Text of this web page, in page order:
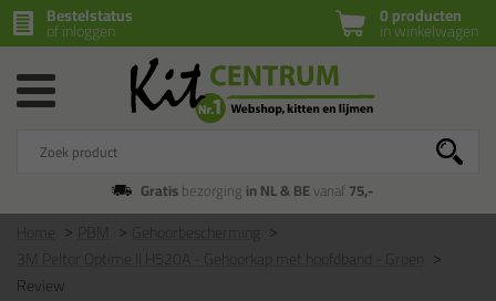
0 producten
in winkelwagen
Bestelstatus
of inloggen
Gratisbezorging in NL & BEvanaf75,-
3M Peltor Optime II H520A - Gehoorkap met hoofdband - Groen
Review